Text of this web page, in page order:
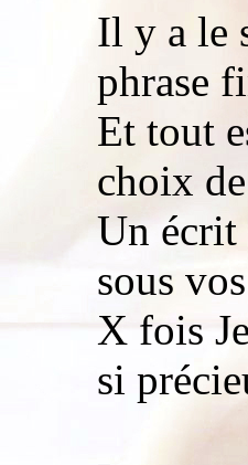
Il y a le
phrase
Et tout
choix
Un écrit
sous
X fois
si